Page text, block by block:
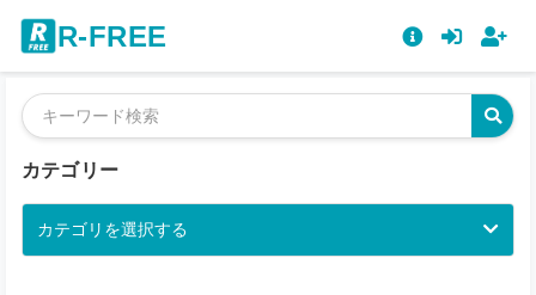
R-FREE
カテゴリー
カテゴリを選択する